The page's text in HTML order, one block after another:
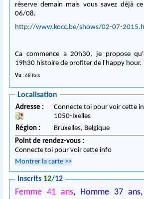
réserve demain mais vous savez déjà
06/08.
http://www.kocc.be/shows/02-07-
Ca commence a 20h30, je propose
19h30 histoire de profiter de l'happy hour.
Vu : 68 fois
Localisation
Adresse :
Connecte toi pour voir cette
1050- Ixelles
Région :
Bruxelles, Belgique
Point de rendez-vous :
Connecte toi pour voir cette info
Montrer la carte >>
Inscrits 12/12
Femme 41 ans, Homme 37 ans,